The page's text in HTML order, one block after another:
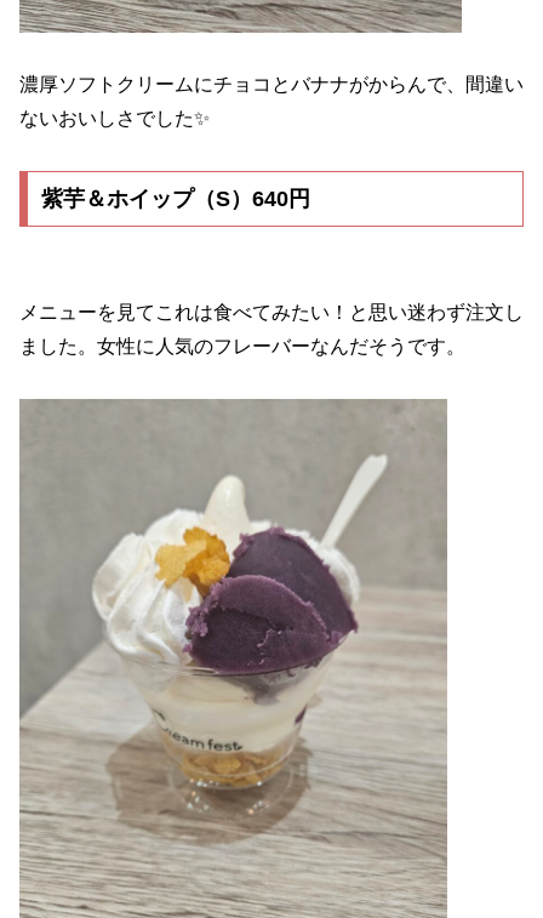
濃厚ソフトクリームにチョコとバナナがからんで、間違い
ないおいしさでした✨
紫芋＆ホイップ（S）640円
メニューを見てこれは食べてみたい！と思い迷わず注文し
ました。女性に人気のフレーバーなんだそうです。